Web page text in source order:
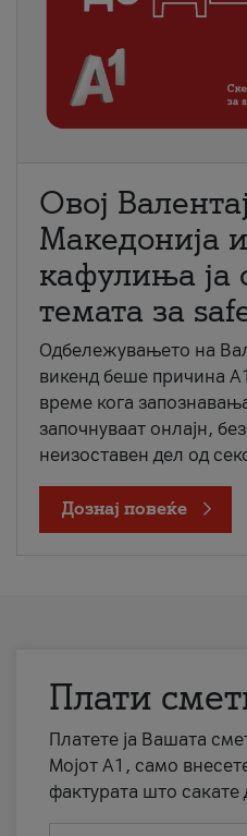
Овој
Македонија
кафулиња ја
темата за
Одбележувањето на
викенд беше причина
време кога
започнуваат онлајн,
неизоставен дел од
Дознај повеќе
Плати
Платете ја Вашата
Мојот А1, само
фактурата што сакате